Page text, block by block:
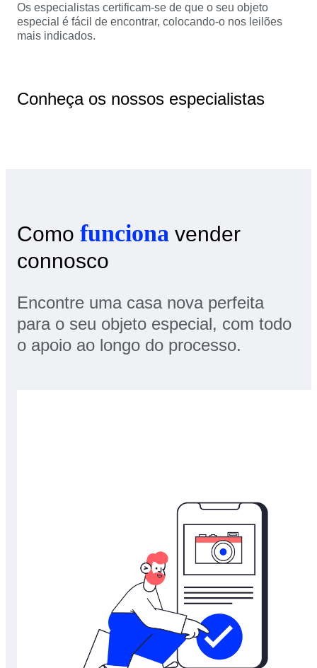
Os especialistas certificam-se de que o seu objeto
especial é fácil de encontrar, colocando-o nos leilões
mais indicados.
Conheça os nossos especialistas
Como funciona vender
connosco
Encontre uma casa nova perfeita
para o seu objeto especial, com todo
o apoio ao longo do processo.